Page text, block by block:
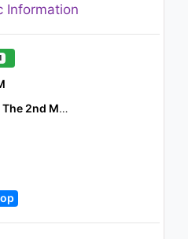
Seninleyim daima
Special Clip(스페셜클립): Kwon
번 겨울)
Information
We Go Up - The 2nd Mini Album - EP